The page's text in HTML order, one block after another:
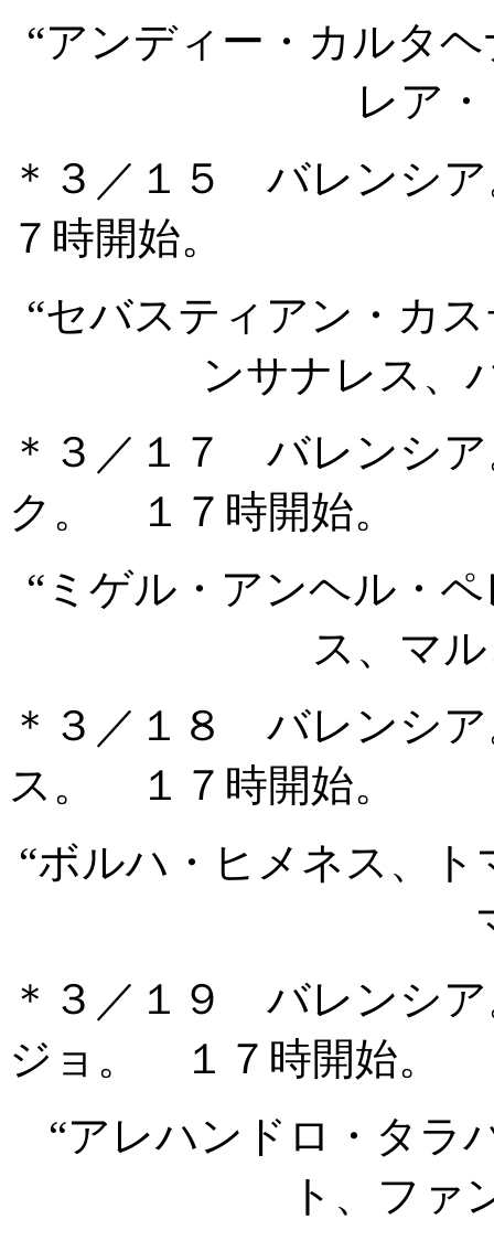
“アンディー・カルタ
レア
＊３／１５ バレンシ
７時開始。
“セバスティアン・カ
ンサナレス、
＊３／１７ バレンシ
ク。 １７時開始。
“ミゲル・アンヘル・
ス、マ
＊３／１８ バレンシ
ス。 １７時開始。
“ボルハ・ヒメネス、
＊３／１９ バレンシ
ジョ。 １７時開始。
“アレハンドロ・タラ
ト、ファ